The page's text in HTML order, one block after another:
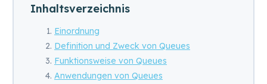
Inhaltsverzeichnis
Einordnung
Definition und Zweck von Queues
Funktionsweise von Queues
Anwendungen von Queues